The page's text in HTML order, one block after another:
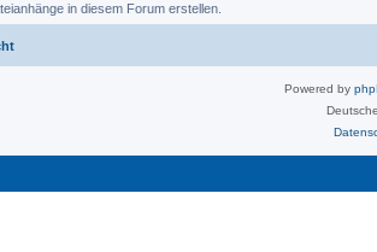
in diesem Forum erstellen.
Powered by